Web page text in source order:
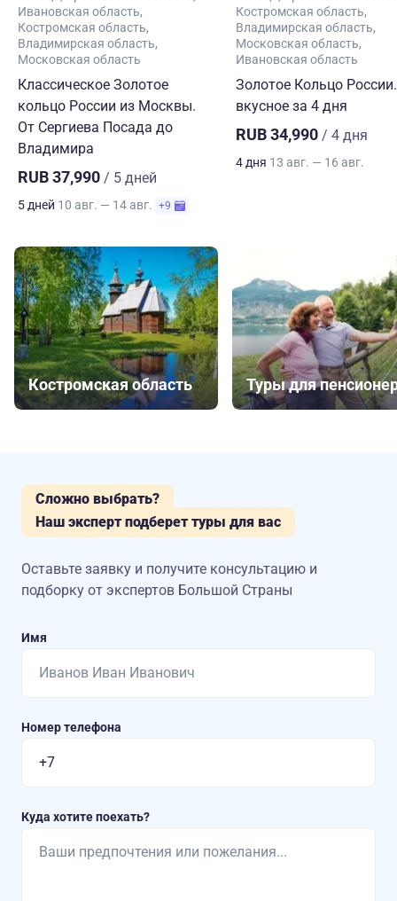
Ивановская область
Костромская область
Владимирская область
Московская область
Классическое Золотое
кольцо России из Москвы.
От Сергиева Посада до
Владимира
RUB 37,990 / 5 дней
5 дней 10 авг. — 14 авг. +9
Костромская область
Владимирская область
Московская область
Ивановская область
Золотое Кольцо
вкусное за 4 дня
RUB 34,990 / 4 дня
4 дня 13 авг. — 16 авг.
Костромская область Туры для
Сложно выбрать?
Наш эксперт подберет туры для вас
Оставьте заявку и получите консультацию и
подборку от экспертов Большой Страны
Имя
Номер телефона
Куда хотите поехать?